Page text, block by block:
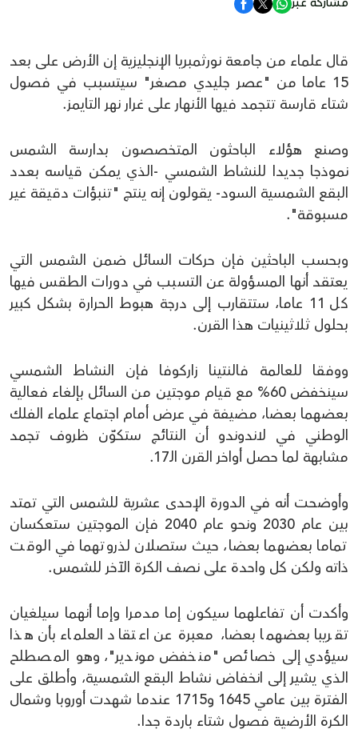
قال علماء من جامعة نورثمبريا الإنجليزية إن الأرض على بعد
15 عاما من "عصر جليدي مصغر" سيتسبب في فصول
شتاء قارسة تتجمد فيها الأنهار على غرار نهر التايمز.
وصنع هؤلاء الباحثون المتخصصون بدارسة الشمس
نموذجا جديدا للنشاط الشمسي -الذي يمكن قياسه بعدد
البقع الشمسية السود- يقولون إنه ينتج "تنبؤات دقيقة غير
مسبوقة".
وبحسب الباحثين فإن حركات السائل ضمن الشمس التي
يعتقد أنها المسؤولة عن التسبب في دورات الطقس فيها
كل 11 عاما، ستتقارب إلى درجة هبوط الحرارة بشكل كبير
بحلول ثلاثينيات هذا القرن.
ووفقا للعالمة فالنتينا زاركوفا فإن النشاط الشمسي
سينخفض 60% مع قيام موجتين من السائل بإلغاء فعالية
بعضهما بعضا، مضيفة في عرض أمام اجتماع علماء الفلك
الوطني في لاندوندو أن النتائج ستكوّن ظروف تجمد
مشابهة لما حصل أواخر القرن الـ17.
وأوضحت أنه في الدورة الإحدى عشرية للشمس التي تمتد
بين عام 2030 ونحو عام 2040 فإن الموجتين ستعكسان
تماما بعضهما بعضا، حيث ستصلان لذروتهما في الوقت
ذاته ولكن كل واحدة على نصف الكرة الآخر للشمس.
وأكدت أن تفاعلهما سيكون إما مدمرا وإما أنهما سيلغيان
تقريبا بعضهما بعضا، معبرة عن اعتقاد العلماء بأن هذا
سيؤدي إلى خصائص "منخفض موندير"، وهو المصطلح
الذي يشير إلى انخفاض نشاط البقع الشمسية، وأطلق على
الفترة بين عامي 1645 و1715 عندما شهدت أوروبا وشمال
الكرة الأرضية فصول شتاء باردة جدا.